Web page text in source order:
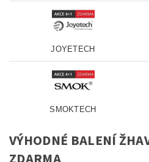
JOYETECH
SMOKTECH
VÝHODNÉ BALENÍ